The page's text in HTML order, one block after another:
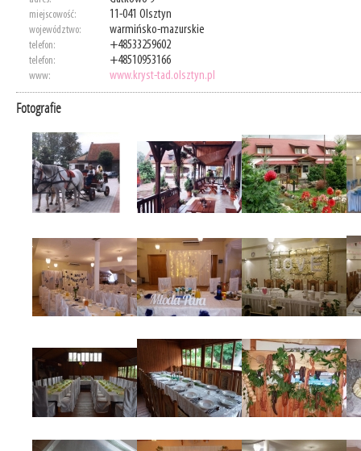
miejscowość: 11-041 Olsztyn
województwo: warmińsko-mazurskie
telefon: +48533259602
telefon: +48510953166
www: www.kryst-tad.olsztyn.pl
Fotografie